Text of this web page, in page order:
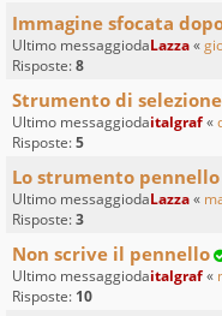
Immagine sfocata
Ultimo messaggiodaLazza«
Risposte:8
Strumento di
Ultimo messaggiodaitalgraf«
Risposte:5
Lo strumento
Ultimo messaggiodaLazza«
Risposte:3
Non scrive il pennello
Ultimo messaggiodaitalgraf«
Risposte: 10